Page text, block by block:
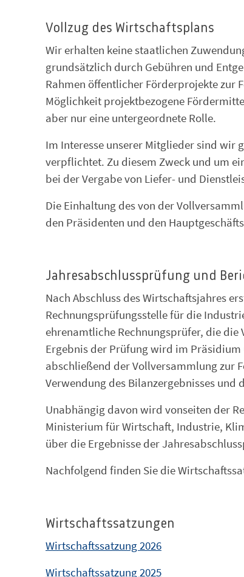
Vollzug des Wirtschaftsplans
Wir erhalten keine staatlichen
grundsätzlich durch Gebühren und
Rahmen öffentlicher Förderprojekte zur
Möglichkeit projektbezogene
aber nur eine untergeordnete Rolle.
Im Interesse unserer Mitglieder sind wir
verpflichtet. Zu diesem Zweck und um
bei der Vergabe von Liefer- und
Die Einhaltung des von der
den Präsidenten und den
Jahresabschlussprüfung und
Nach Abschluss des Wirtschaftsjahres
Rechnungsprüfungsstelle für die
ehrenamtliche Rechnungsprüfer, die
Ergebnis der Prüfung wird im
abschließend der Vollversammlung zur
Verwendung des Bilanzergebnisses
Unabhängig davon wird vonseiten der
Ministerium für Wirtschaft, Industrie,
über die Ergebnisse der
Nachfolgend finden Sie die
Wirtschaftssatzungen
Wirtschaftssatzung 2026
Wirtschaftssatzung 2025